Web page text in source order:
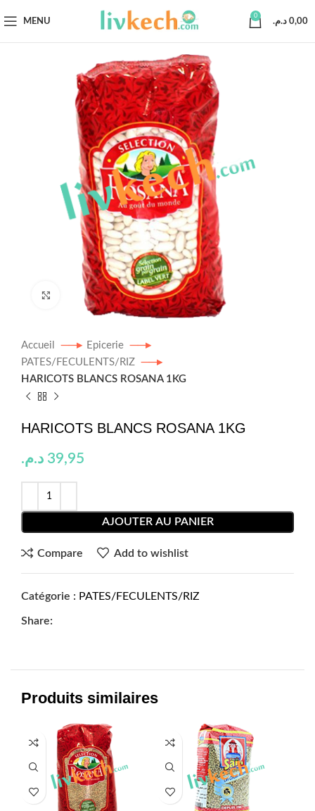
MENU
0
0,00 د.م.
Click to enlarge
Accueil
Epicerie
PATES/FECULENTS/RIZ
HARICOTS BLANCS ROSANA 1KG
HARICOTS BLANCS ROSANA 1KG
39,95 د.م.
AJOUTER AU PANIER
Compare Add to wishlist
Catégorie : PATES/FECULENTS/RIZ
Share:
Produits similaires